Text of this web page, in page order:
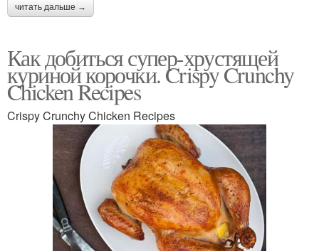
читать дальше →
Как добиться супер-хрустящей
куриной корочки. Crispy Crunchy
Chicken Recipes
Crispy Crunchy Chicken Recipes